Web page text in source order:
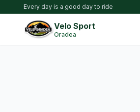
Every day is a good day to ride
Velo Sport
Oradea